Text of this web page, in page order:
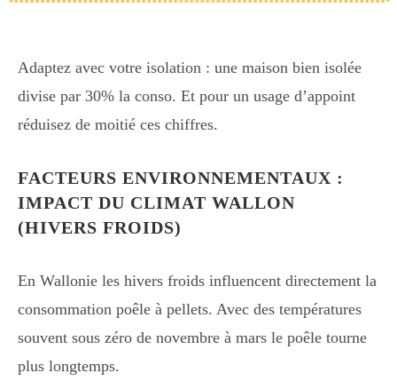
Adaptez avec votre isolation : une maison bien isolée
divise par 30% la conso. Et pour un usage d’appoint
réduisez de moitié ces chiffres.
FACTEURS ENVIRONNEMENTAUX :
IMPACT DU CLIMAT WALLON
(HIVERS FROIDS)
En Wallonie les hivers froids influencent directement la
consommation poêle à pellets. Avec des températures
souvent sous zéro de novembre à mars le poêle tourne
plus longtemps.